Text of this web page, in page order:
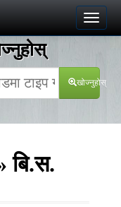
Toggle
खोज्‍नुहोस्
बि.स.